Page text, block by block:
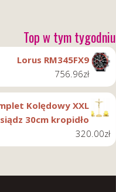
Top w tym tygodniu
Lorus RM345FX9
756.96zł
Kolędowy XXL
30cm kropidło
320.00zł